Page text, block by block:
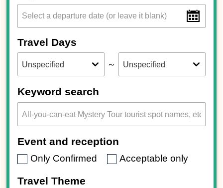
Travel Days
～
Keyword search
Event and reception
Only Confirmed Acceptable only
Travel Theme